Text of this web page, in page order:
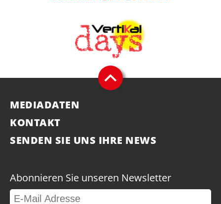
MEDIADATEN
KONTAKT
SENDEN SIE UNS IHRE NEWS
Abonnieren Sie unseren Newsletter